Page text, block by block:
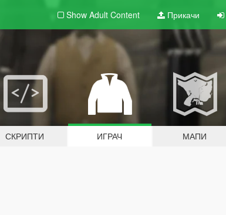
Show Adult Content Прикачи
СКРИПТИ ИГРАЧ МАПИ